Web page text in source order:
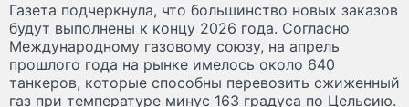
Газета подчеркнула, что большинство новых заказов
будут выполнены к концу 2026 года. Согласно
Международному газовому союзу, на апрель
прошлого года на рынке имелось около 640
танкеров, которые способны перевозить сжиженный
газ при температуре минус 163 градуса по Цельсию.